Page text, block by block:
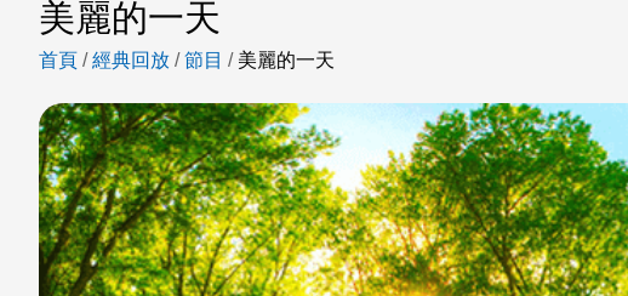
美麗的一天
首頁 /經典回放 /節目 / 美麗的一天